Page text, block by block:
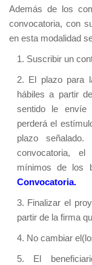
Además de los
convocatoria, con
en esta modalidad
1. Suscribir un
2. El plazo para
hábiles a partir
sentido le envíe
perderá el
plazo
convocatoria,
mínimos de los
Convocatoria.
3. Finalizar el
partir de la firma
4. No cambiar
5. El